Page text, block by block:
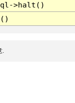
>halt()
.